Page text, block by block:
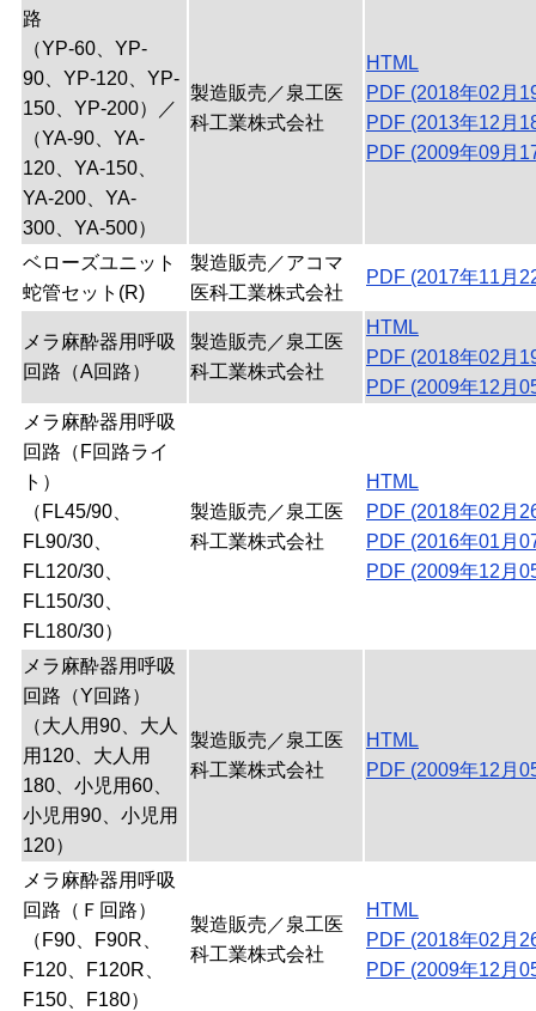
路
（YP-60、YP-
90、YP-120、YP-
150、YP-200）／
（YA-90、YA-
120、YA-150、
YA-200、YA-
300、YA-500）
製造販売／泉工医
科工業株式会社
HTML
PDF (2018年02月
PDF (2013年12月
PDF (2009年09月
ベローズユニット
蛇管セット(R)
製造販売／アコマ
医科工業株式会社
PDF (2017年11月
メラ麻酔器用呼吸
回路（A回路）
製造販売／泉工医
科工業株式会社
HTML
PDF (2018年02月
PDF (2009年12月
メラ麻酔器用呼吸
回路（F回路ライ
ト）
（FL45/90、
FL90/30、
FL120/30、
FL150/30、
FL180/30）
製造販売／泉工医
科工業株式会社
HTML
PDF (2018年02月
PDF (2016年01月
PDF (2009年12月
メラ麻酔器用呼吸
回路（Y回路）
（大人用90、大人
用120、大人用
180、小児用60、
小児用90、小児用
120）
製造販売／泉工医
科工業株式会社
HTML
PDF (2009年12月
メラ麻酔器用呼吸
回路（Ｆ回路）
（F90、F90R、
F120、F120R、
F150、F180）
製造販売／泉工医
科工業株式会社
HTML
PDF (2018年02月
PDF (2009年12月